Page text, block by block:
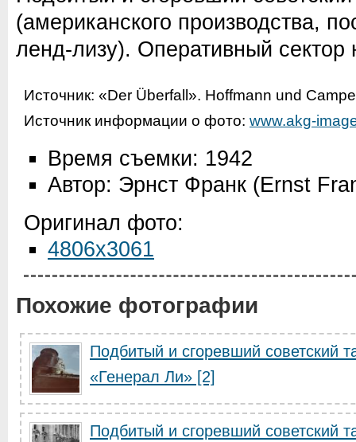
(американского производства,
ленд-лизу). Оперативный
Источник: «Der Überfall». Hoffmann und
Источник информации о фото: www.akg-
Время съемки: 1942
Автор: Эрнст Франк (Ernst
Оригинал фото:
4806x3061
Похожие фотографии
Подбитый и сгоревший советский
«Генерал Ли» [2]
Подбитый и сгоревший советский